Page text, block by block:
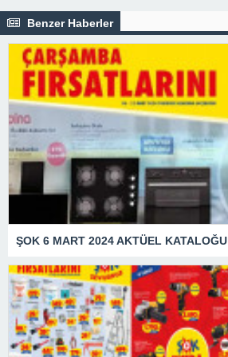
Benzer Haberler
ŞOK 6 MART 2024 AKTÜEL KATALOĞU